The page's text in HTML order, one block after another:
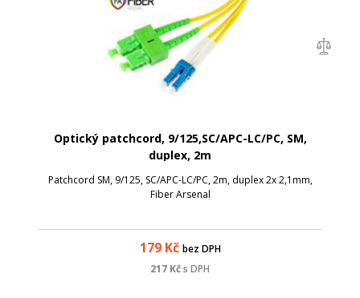
Optický patchcord, 9/125,SC/APC-LC/PC, SM,
duplex, 2m
Patchcord SM, 9/125, SC/APC-LC/PC, 2m, duplex 2x 2,1mm,
Fiber Arsenal
179Kč bez DPH
217 Kčs DPH